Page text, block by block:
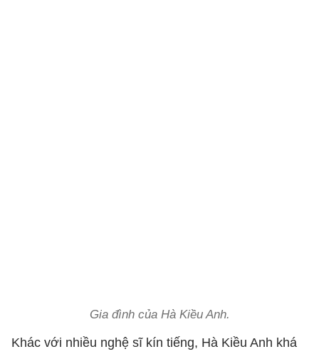
Gia đình của Hà Kiều Anh.
Khác với nhiều nghệ sĩ kín tiếng, Hà Kiều Anh khá